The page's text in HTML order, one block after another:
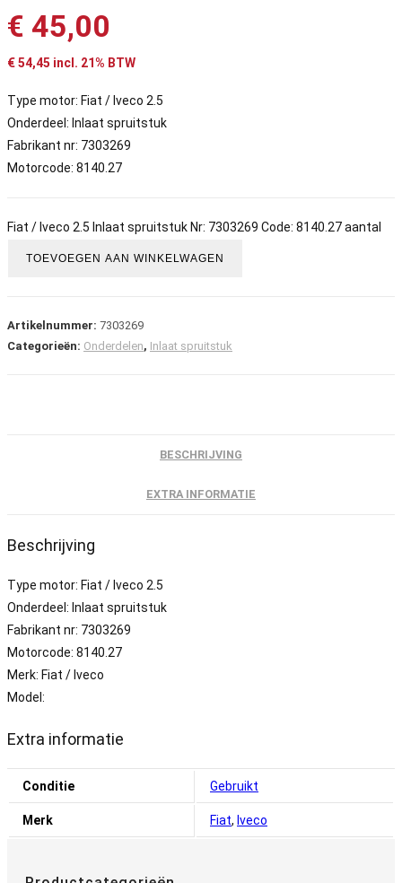
€ 45,00
€54,45 incl. 21% BTW
Type motor: Fiat / Iveco 2.5
Onderdeel: Inlaat spruitstuk
Fabrikant nr: 7303269
Motorcode: 8140.27
Fiat / Iveco 2.5 Inlaat spruitstuk Nr: 7303269 Code: 8140.27 aantal
TOEVOEGEN AAN WINKELWAGEN
Artikelnummer: 7303269
Categorieën: Onderdelen, Inlaat spruitstuk
BESCHRIJVING
EXTRA INFORMATIE
Beschrijving
Type motor: Fiat / Iveco 2.5
Onderdeel: Inlaat spruitstuk
Fabrikant nr: 7303269
Motorcode: 8140.27
Merk: Fiat / Iveco
Model:
Extra informatie
Conditie Gebruikt
Merk Fiat, Iveco